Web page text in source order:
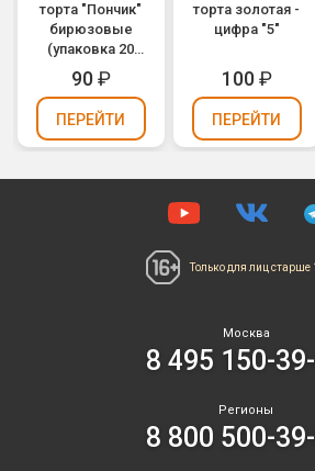
торта "Пончик"
бирюзовые
(упаковка 20
шт.)
90₽
ПЕРЕЙТИ
торта золотая -
цифра "5"
100₽
ПЕРЕЙТИ
Только для лиц старше
Москва
8 495 150-
Регионы
8 800 500-